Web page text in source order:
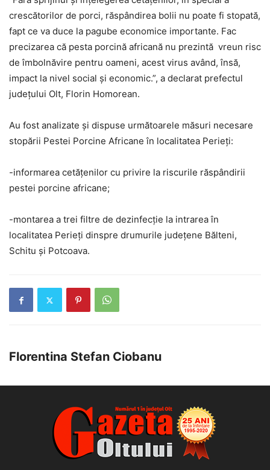
crescătorilor de porci, răspândirea bolii nu poate fi stopată,
fapt ce va duce la pagube economice importante. Fac
precizarea că pesta porcină africană nu prezintă vreun risc
de îmbolnăvire pentru oameni, acest virus având, însă,
impact la nivel social și economic.”, a declarat prefectul
județului Olt, Florin Homorean.
Au fost analizate și dispuse următoarele măsuri necesare
stopării Pestei Porcine Africane în localitatea Perieți:
-informarea cetățenilor cu privire la riscurile răspândirii
pestei porcine africane;
-montarea a trei filtre de dezinfecție la intrarea în
localitatea Perieți dinspre drumurile județene Bălteni,
Schitu și Potcoava.
Florentina Stefan Ciobanu